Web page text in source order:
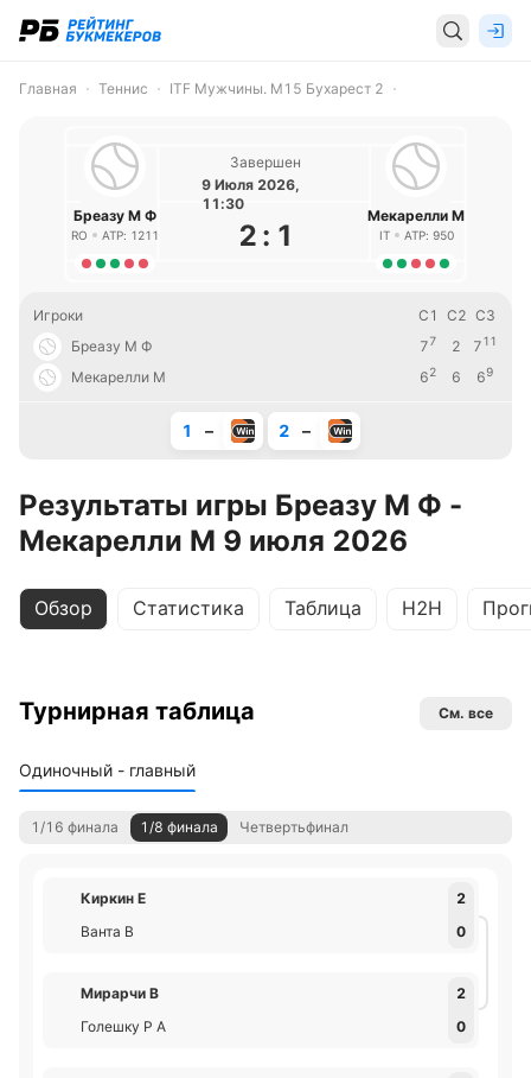
Главная Теннис ITF Мужчины. M15 Бухарест 2
Бреазу М Ф
RO ATP: 1211
Завершен
9 Июля 2026,
11:30
2 : 1
Мекарелли М
IT ATP: 950
Игроки С1 С2 С3
Бреазу М Ф
77 2 711
Мекарелли М 62 6 69
1 – 2 –
Результаты игры Бреазу М Ф -
Мекарелли М 9 июля 2026
Обзор Статистика Таблица H2H
Турнирная таблица См. все
Одиночный - главный
1/16 финала 1/8 финала Четвертьфинал
Киркин Е
2
Ванта В
0
Мирарчи В
2
Голешку Р А
0